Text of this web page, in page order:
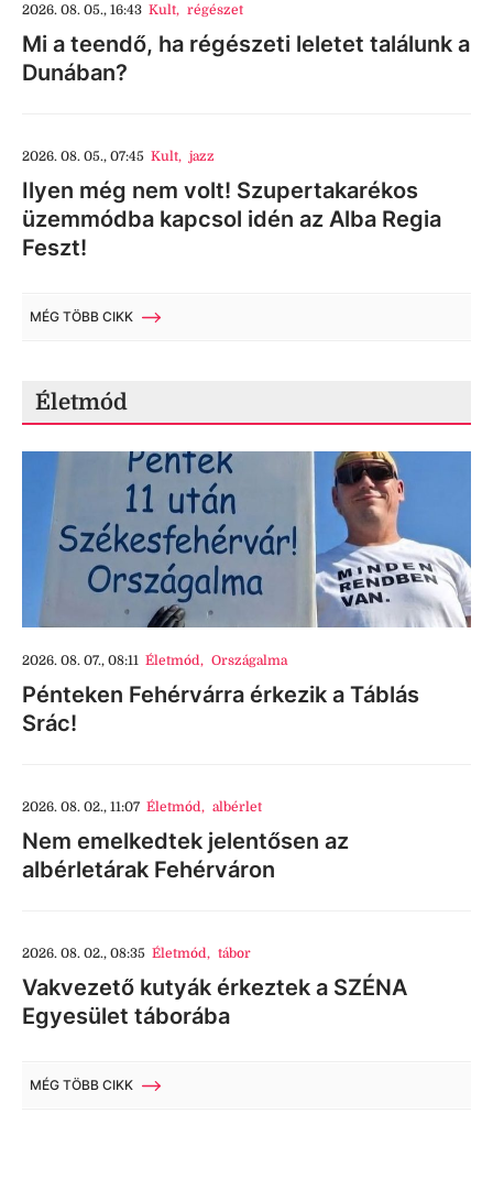
2026. 08. 05., 16:43 Kult, régészet
Mi a teendő, ha régészeti leletet találunk a
Dunában?
2026. 08. 05., 07:45 Kult, jazz
Ilyen még nem volt! Szupertakarékos
üzemmódba kapcsol idén az Alba Regia
Feszt!
MÉG TÖBB CIKK
Életmód
2026. 08. 07., 08:11 Életmód, Országalma
Pénteken Fehérvárra érkezik a Táblás
Srác!
2026. 08. 02., 11:07 Életmód, albérlet
Nem emelkedtek jelentősen az
albérletárak Fehérváron
2026. 08. 02., 08:35 Életmód, tábor
Vakvezető kutyák érkeztek a SZÉNA
Egyesület táborába
MÉG TÖBB CIKK